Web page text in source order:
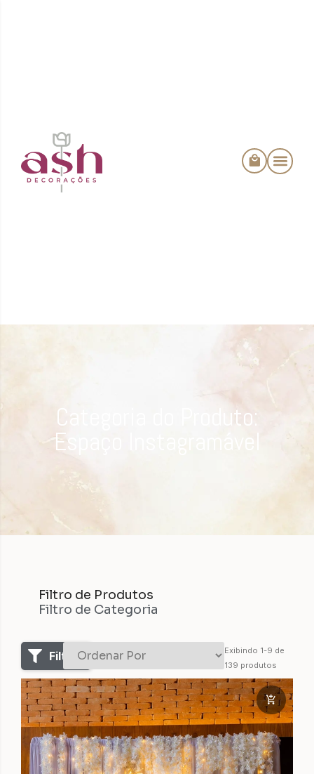
Categoria do Produto:
Espaço Instagramável
Filtro de Produtos
Filtro de Categoria
Filtros Exibindo 1-9 de
139 produtos